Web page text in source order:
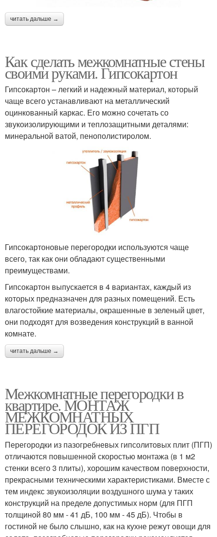
читать дальше →
Как сделать межкомнатные стены
своими руками. Гипсокартон
Гипсокартон – легкий и надежный материал, который
чаще всего устанавливают на металлический
оцинкованный каркас. Его можно сочетать со
звукоизолирующими и теплозащитными деталями:
минеральной ватой, пенополистиролом.
Гипсокартоновые перегородки используются чаще
всего, так как они обладают существенными
преимуществами.
Гипсокартон выпускается в 4 вариантах, каждый из
которых предназначен для разных помещений. Есть
влагостойкие материалы, окрашенные в зеленый цвет,
они подходят для возведения конструкций в ванной
комнате.
читать дальше →
Межкомнатные перегородки в
квартире. МОНТАЖ
МЕЖКОМНАТНЫХ
ПЕРЕГОРОДОК ИЗ ПГП
Перегородки из пазогребневых гипсолитовых плит (ПГП)
отличаются повышенной скоростью монтажа (в 1 м2
стенки всего 3 плиты), хорошим качеством поверхности,
прекрасными техническими характеристиками. Вместе с
тем индекс звукоизоляции воздушного шума у таких
конструкций на пределе допустимых норм (для ПГП
толщиной 80 мм - 41 дБ, 100 мм - 45 дБ). Чтобы в
гостиной не было слышно, как на кухне режут овощи для